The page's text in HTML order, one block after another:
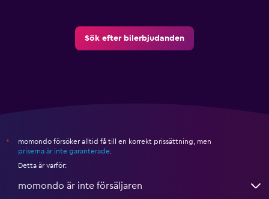
Sök efter bilerbjudanden
*
momondo försöker alltid få till en korrekt prissättning, men
priserna är inte garanterade.
Detta är varför:
momondo är inte försäljaren